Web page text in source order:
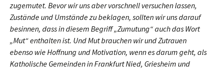
zugemutet. Bevor wir uns aber vorschnell versuchen lassen,
Zustände und Umstände zu beklagen, sollten wir uns darauf
besinnen, dass in diesem Begriff „Zu­mutung“ auch das Wort
„Mut“ enthalten ist. Und Mut brauchen wir und Zutrauen
ebenso wie Hoffnung und Motivation, wenn es darum geht, als
Katholische Gemeinden in Frankfurt Nied, Griesheim und